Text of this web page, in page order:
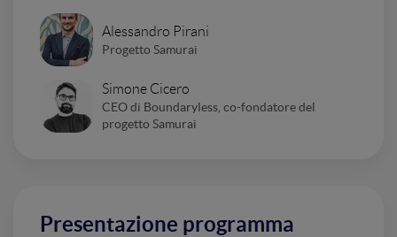
Alessandro Pirani
Progetto Samurai
Simone Cicero
CEO di Boundaryless, co-fondatore del
progetto Samurai
Presentazione programma